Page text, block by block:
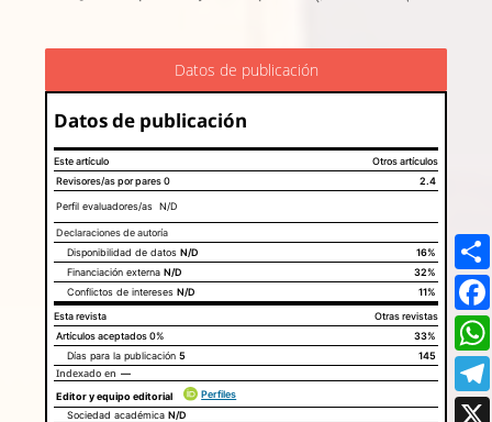
Datos de publicación
Datos de publicación
Este artículo
Otros artículos
Revisores/as por pares0 2.4
Perfil evaluadores/as N/D
Declaraciones de autoría
Declaraciones de autoría
Disponibilidad de datosN/D
16%
Financiación externaN/D
32%
Conflictos de interesesN/D
11%
Esta revista
Otras revistas
Artículos aceptados0%
33%
Días para la publicación5 145
Indexado en —
Editor y equipo editorial
Perfiles
Sociedad académicaN/D